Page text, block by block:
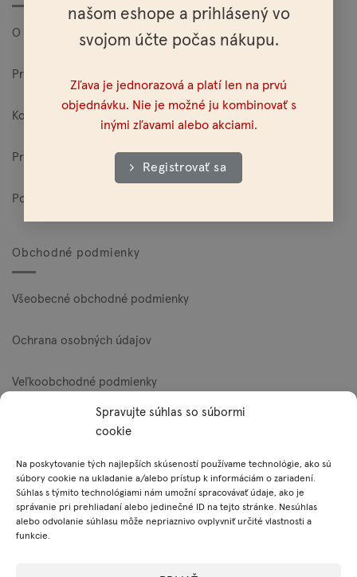
našom eshope a prihlásený vo
svojom účte počas nákupu.
Zľava je jednorazová a platí len na prvú
objednávku. Nie je možné ju kombinovať s
inými zľavami alebo akciami.
Registrovať sa
Spravujte súhlas so súbormi
cookie
Na poskytovanie tých najlepších skúseností používame technológie, ako sú
súbory cookie na ukladanie a/alebo prístup k informáciám o zariadení.
Súhlas s týmito technológiami nám umožní spracovávať údaje, ako je
správanie pri prehliadaní alebo jedinečné ID na tejto stránke. Nesúhlas
alebo odvolanie súhlasu môže nepriaznivo ovplyvniť určité vlastnosti a
funkcie.
O Mylo
Pre veľkoodberateľov
Kontakt
Predajne
Poštovné a platobné možnosti
Obchodné podmienky
Všeobecné obchodné podmienky
Ochrana osobných údajov
Veľkoobchodné podmienky
Reklamačný poriadok
Zásady používania súborov cookie (EÚ)
Platobné metódy